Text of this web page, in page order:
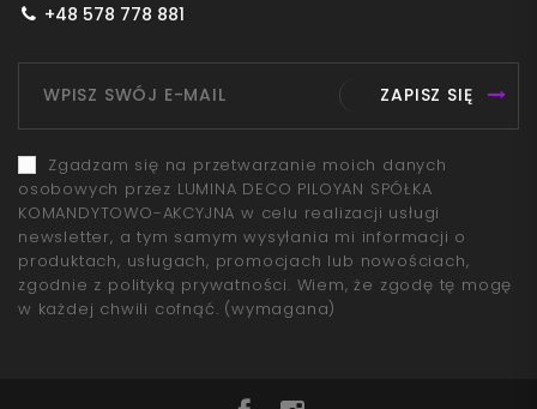
+48 578 778 881
ZAPISZ SIĘ
Zgadzam się na przetwarzanie moich danych
osobowych przez LUMINA DECO PILOYAN SPÓŁKA
KOMANDYTOWO-AKCYJNA w celu realizacji usługi
newsletter, a tym samym wysyłania mi informacji o
produktach, usługach, promocjach lub nowościach,
zgodnie z polityką prywatności. Wiem, że zgodę tę mogę
w każdej chwili cofnąć. (wymagana)